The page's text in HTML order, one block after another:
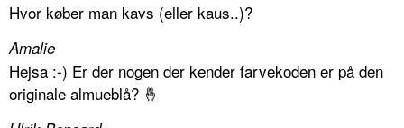
Hvor køber man kavs (eller kaus..)?
Amalie
Hejsa :-) Er der nogen der kender farvekoden er på den
originale almueblå? 🤞